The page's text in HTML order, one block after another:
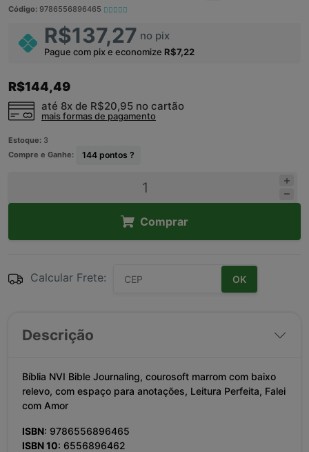
Código: 9786556896465
R$137,27 no pix
Pague com pix e economize R$7,22
R$144,49
até 8x de R$20,95 no cartão
mais formas de pagamento
Estoque: 3
Compre e Ganhe:
144 pontos ?
Comprar
Calcular Frete: OK
Descrição
Bíblia NVI Bible Journaling, courosoft marrom com baixo
relevo, com espaço para anotações, Leitura Perfeita, Falei
com Amor
ISBN: 9786556896465
ISBN 10: 6556896462